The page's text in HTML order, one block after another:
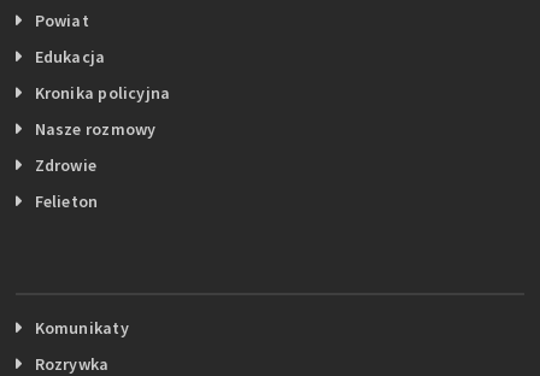
Powiat
Edukacja
Kronika policyjna
Nasze rozmowy
Zdrowie
Felieton
Komunikaty
Rozrywka